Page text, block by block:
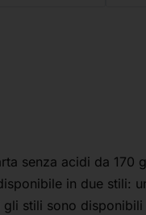
senza acidi da 170
in due stili:
stili sono